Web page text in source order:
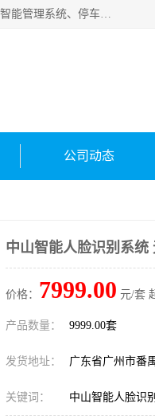
广州百灵智能科技有限公司是一家专业从事车牌识别系统、人脸识别人行通道、安防监控交通设施、停车场智能管理系统、停车场云平台、车牌识别一体机、自动道闸、通道设备、交通设施及交通划线等产品研发、生产和销售的高新技术企业。
公司动态
中山智能人脸识别系
价格： 7999.00 元/套
产品数量： 9999.00套
发货地址： 广东省广州市番
关键词： 中山智能人脸识